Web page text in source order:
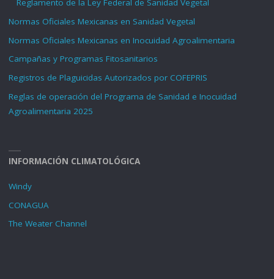
Reglamento de la Ley Federal de Sanidad Vegetal
Normas Oficiales Mexicanas en Sanidad Vegetal
Normas Oficiales Mexicanas en Inocuidad Agroalimentaria
Campañas y Programas Fitosanitarios
Registros de Plaguicidas Autorizados por COFEPRIS
Reglas de operación del Programa de Sanidad e Inocuidad
Agroalimentaria 2025
INFORMACIÓN CLIMATOLÓGICA
Windy
CONAGUA
The Weater Channel